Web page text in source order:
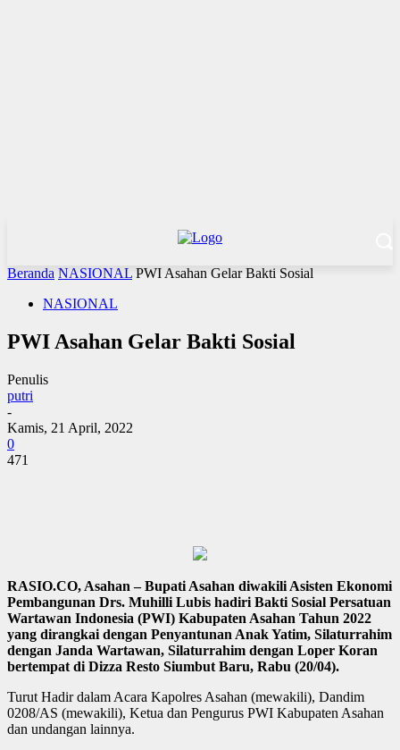
Beranda NASIONAL PWI Asahan Gelar Bakti Sosial
NASIONAL
PWI Asahan Gelar Bakti Sosial
Penulis
putri
-
Kamis, 21 April, 2022
0
471
RASIO.CO, Asahan – Bupati Asahan diwakili Asisten Ekonomi
Pembangunan Drs. Muhilli Lubis hadiri Bakti Sosial Persatuan
Wartawan Indonesia (PWI) Kabupaten Asahan Tahun 2022
yang dirangkai dengan Penyantunan Anak Yatim, Silaturrahim
dengan Janda Wartawan, Silaturrahim dengan Loper Koran
bertempat di Dizza Resto Siumbut Baru, Rabu (20/04).
Turut Hadir dalam Acara Kapolres Asahan (mewakili), Dandim
0208/AS (mewakili), Ketua dan Pengurus PWI Kabupaten Asahan
dan undangan lainnya.